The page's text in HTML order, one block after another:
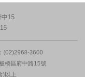
中15
(02)2968-3600
橋區府中路15號
)以上